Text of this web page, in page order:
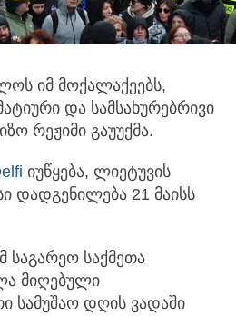
იმ მოქალაქეებს,
და სამსახურებრივი
რეჟიმი გაუუქმა.
იუწყება, ლიეტუვის
დადგენილება 21 მაისს
საგარეო საქმეთა
მიღებული
სამუშაო დღის ვადაში